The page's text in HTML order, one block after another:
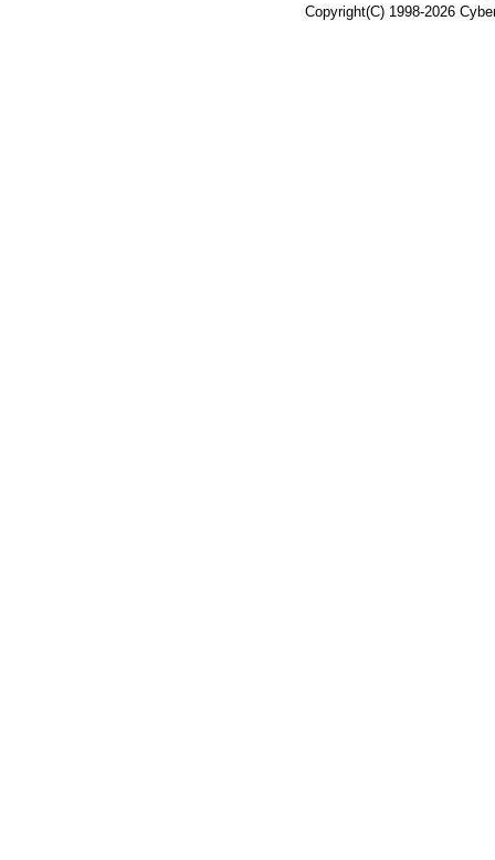
Copyright(C) 1998-2026